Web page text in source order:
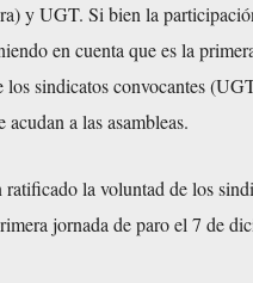
y UGT. Si bien la
en cuenta que es la
sindicatos convocantes
acudan a las asambleas.
ratificado la voluntad de los
jornada de paro el 7 de